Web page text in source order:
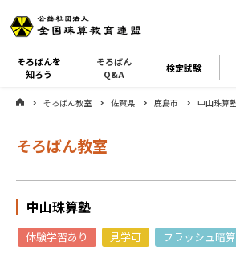
そろばんを
知ろう
そろばん
Q&A
検定試験
そろばん教室 佐賀県 鹿島市 中山珠算
そろばん教室
中山珠算塾
体験学習あり 見学可 フラッシュ暗